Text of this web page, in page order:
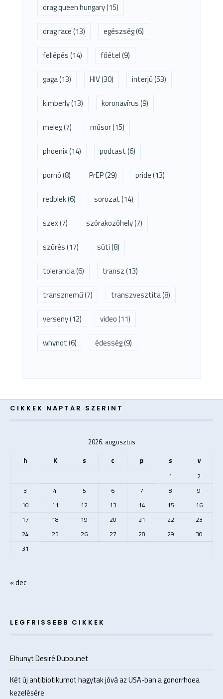
drag queen hungary(15)
drag race(13) egészség(6)
fellépés(14) főétel(9)
gaga(13) HIV(30) interjú(53)
kimberly(13) koronavírus(9)
meleg(7) műsor(15)
phoenix(14) podcast(6)
pornó(8) PrEP(29) pride(13)
redblek(6) sorozat(14)
szex(7) szórakozóhely(7)
szűrés(17) süti(8)
tolerancia(6) transz(13)
transznemű(7) transzvesztita(8)
verseny(12) video(11)
whynot(6) édesség(9)
CIKKEK NAPTÁR SZERINT
2026. augusztus
h
K s c p s v
1
2
3
4 5 6 7 8
9
10
11 12 13 14 15
16
17
18 19 20 21 22
23
24
25 26 27 28 29
30
31
« dec
LEGFRISSEBB CIKKEK
Elhunyt Desiré Dubounet
Két új antibiotikumot hagytak jóvá az USA-ban a gonorrhoea
kezelésére